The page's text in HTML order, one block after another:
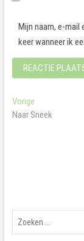
Mijn naam, e-mail
keer wanneer ik
Bericht
navigatie
VorigeVorig
bericht:
Naar Sneek